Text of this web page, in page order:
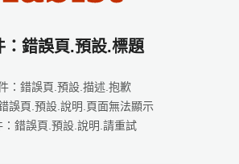
：錯誤頁.預設.標題
：錯誤頁.預設.描述.抱歉
誤頁.預設.說明.頁面無法顯示
：錯誤頁.預設.說明.請重試